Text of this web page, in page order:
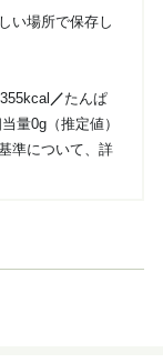
い場所で保存し
／たんぱ
量0g（推定値）
準について、詳